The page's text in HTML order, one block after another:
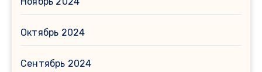
Октябрь 2024
Сентябрь 2024